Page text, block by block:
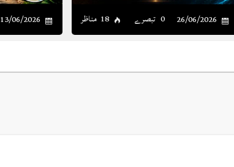
26/06/2026 0 تبصرے 18 مناظر 13/06/2026